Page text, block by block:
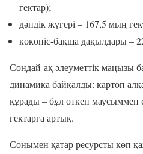
гектар);
дәндік жүгері – 167,5 мың
көкөніс-бақша дақылдары –
Сондай-ақ әлеуметтік маңызы
динамика байқалды: картоп
құрады – бұл өткен
гектарға артық.
Сонымен қатар ресурсты көп